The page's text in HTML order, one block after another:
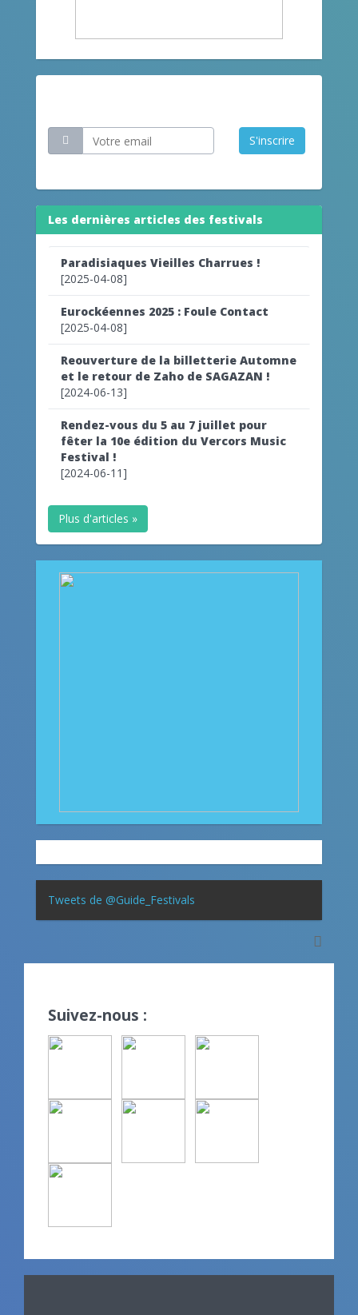
S'inscrire
Les dernières articles des festivals
Paradisiaques Vieilles Charrues !
[2025-04-08]
Eurockéennes 2025 : Foule Contact
[2025-04-08]
Reouverture de la billetterie Automne
et le retour de Zaho de SAGAZAN !
[2024-06-13]
Rendez-vous du 5 au 7 juillet pour
fêter la 10e édition du Vercors Music
Festival !
[2024-06-11]
Plus d'articles »
Tweets de @Guide_Festivals
Suivez-nous :